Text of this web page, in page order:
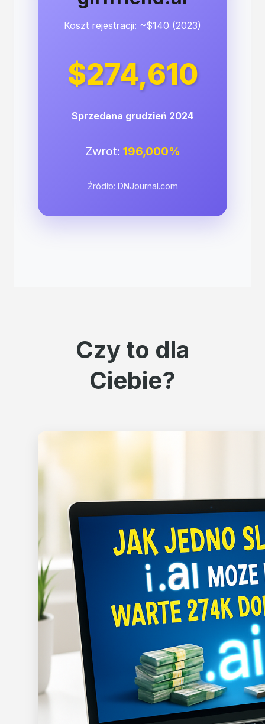
Koszt rejestracji: ~$140 (2023)
$274,610
Sprzedana grudzień 2024
Zwrot: 196,000%
Źródło: DNJournal.com
Czy to dla
Ciebie?